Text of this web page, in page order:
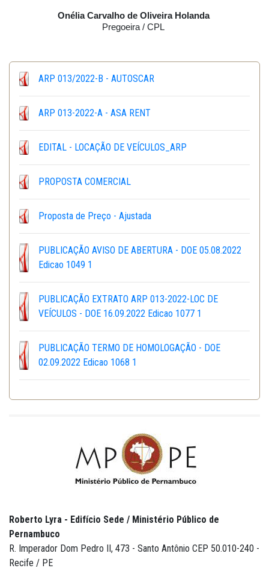
Onélia Carvalho de Oliveira Holanda
Pregoeira / CPL
ARP 013/2022-B - AUTOSCAR
ARP 013-2022-A - ASA RENT
EDITAL - LOCAÇÃO DE VEÍCULOS_ARP
PROPOSTA COMERCIAL
Proposta de Preço - Ajustada
PUBLICAÇÃO AVISO DE ABERTURA - DOE 05.08.2022
Edicao 1049 1
PUBLICAÇÃO EXTRATO ARP 013-2022-LOC DE
VEÍCULOS - DOE 16.09.2022 Edicao 1077 1
PUBLICAÇÃO TERMO DE HOMOLOGAÇÃO - DOE
02.09.2022 Edicao 1068 1
Roberto Lyra - Edifício Sede / Ministério Público de
Pernambuco
R. Imperador Dom Pedro II, 473 - Santo Antônio CEP 50.010-240 -
Recife / PE